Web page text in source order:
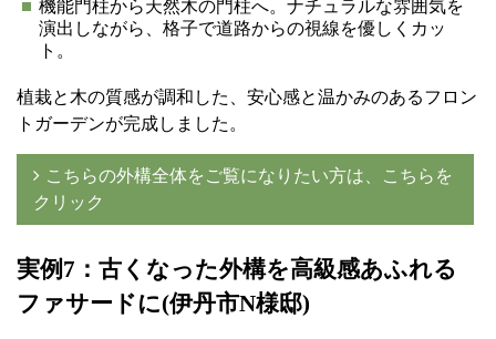
機能門柱から天然木の門柱へ。ナチュラルな雰囲気を
演出しながら、格子で道路からの視線を優しくカッ
ト。
植栽と木の質感が調和した、安心感と温かみのあるフロン
トガーデンが完成しました。
こちらの外構全体をご覧になりたい方は、こちらを
クリック
実例7 ：古くなった外構を高級感あふれる
ファサードに(伊丹市N様邸)